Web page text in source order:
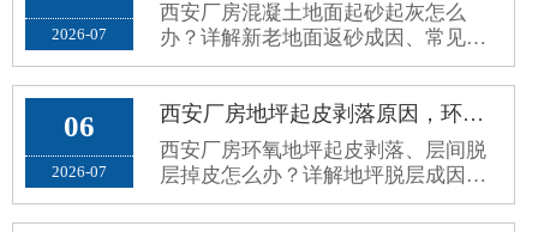
2026-07
西安厂房混凝土地面起砂起灰怎么
办？详解新老地面返砂成因、常见误
区与标准化固化防尘处理方案，解决
车间扬尘问题。
06
2026-07
西安厂房地坪起皮剥落原因，环氧地坪脱层掉皮根治修复方案
西安厂房环氧地坪起皮剥落、层间脱
层掉皮怎么办？详解地坪脱层成因、
施工误区与标准化根治修复方案，杜
绝反复掉皮。